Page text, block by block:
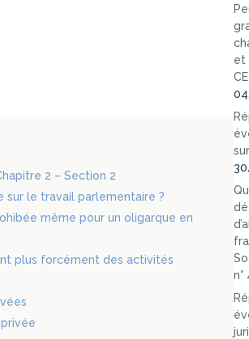
2 – Section 2
sur le travail parlementaire ?
même pour un oligarque en
plus forcément des activités
et
n°